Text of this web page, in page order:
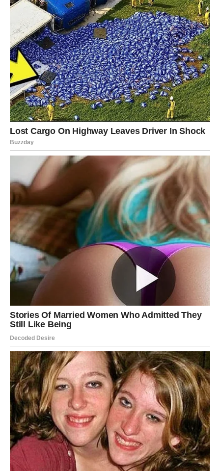
1. Priprema krompira i mesa
Kao i kod većine rernskih jela, priprema počinje sa
osnovnim sastojcima –krompirom i mesom. Evo kako da
ih spremiš na pravi način:
Prvo oguli krompir, dobro ga operi, a zatim iseći na
kriške debljine oko 5 mm. Suviše tanke kriške mogu
se raspasti, dok predebele neće omekšati na vreme.
Kriške krompira pospi sa malo soli i
začina. Ovaj korak je važan jer krompir mora biti
začinjen pre nego što se stavi u rernu, kako bi tokom
pečenja upio ukuse.
Zatim se prelazi napileći file :
Pileće belo meso operi i iseći na šnicle srednje
debljine. Po želji ih možeš lagano istanjiti batom za
meso.
Začini ih malo biberai još malosuvog začina
. Po
želji, možeš dodati i
prstohvat suvog origana ili
dimljene paprikeza dodatnu aromu.